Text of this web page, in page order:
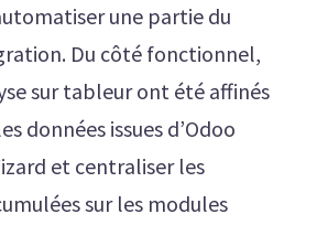
une partie du
Du côté fonctionnel,
sur tableur ont été affinés
données issues d’Odoo
et centraliser les
sur les modules